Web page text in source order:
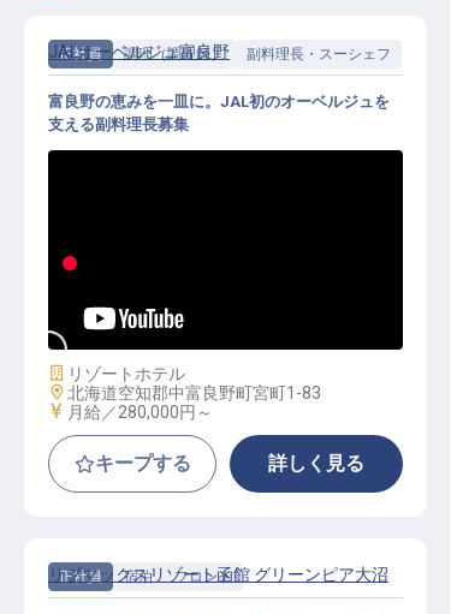
正社員 調理（調理師） 副料理長・スーシェフ
副料理長│月給28万円～／JALオー
役にしたオーベルジュの厨房
JALオーベルジュ富良野
富良野の恵みを一皿に。JAL初のオーベルジュを
支える副料理長募集
施設業態
リゾートホテル
勤務地
北海道空知郡中富良野町宮町1-83
給与
月給／280,000円～
キープする 詳しく見る
正社員 宿泊 フロント
リブマックスリゾート函館 グリーンピア大沼